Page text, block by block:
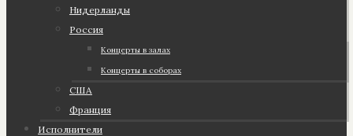
Нидерланды
Россия
Концерты в залах
Концерты в соборах
США
Франция
Исполнители